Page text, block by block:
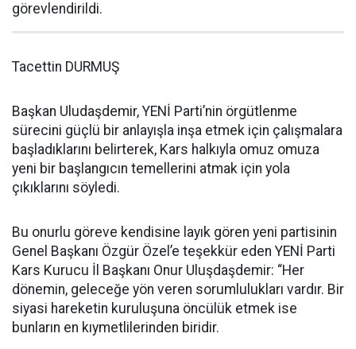
görevlendirildi.
Tacettin DURMUŞ
Başkan Uludaşdemir, YENİ Parti’nin örgütlenme
sürecini güçlü bir anlayışla inşa etmek için çalışmalara
başladıklarını belirterek, Kars halkıyla omuz omuza
yeni bir başlangıcın temellerini atmak için yola
çıkıklarını söyledi.
Bu onurlu göreve kendisine layık gören yeni partisinin
Genel Başkanı Özgür Özel’e teşekkür eden YENİ Parti
Kars Kurucu İl Başkanı Onur Uluşdaşdemir: “Her
dönemin, geleceğe yön veren sorumlulukları vardır. Bir
siyasi hareketin kuruluşuna öncülük etmek ise
bunların en kıymetlilerinden biridir.